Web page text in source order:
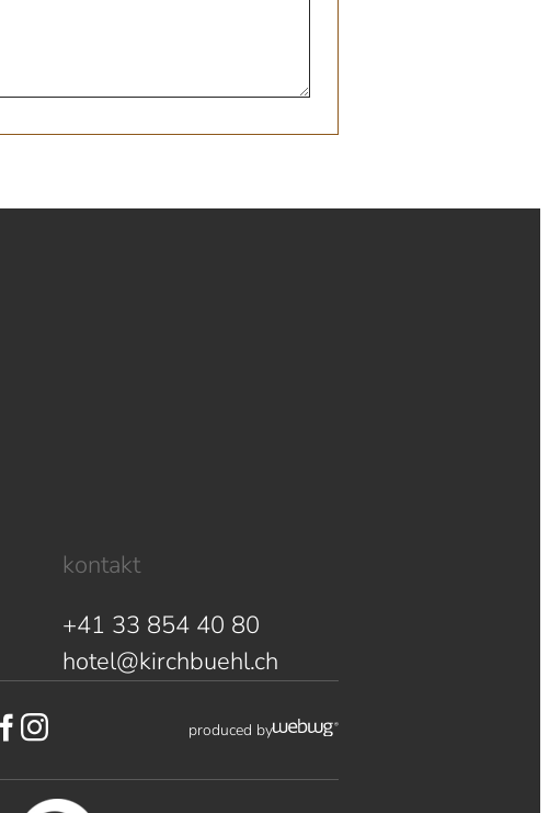
kontakt
+41 33 854 40 80
hotel@kirchbuehl.ch
produced by